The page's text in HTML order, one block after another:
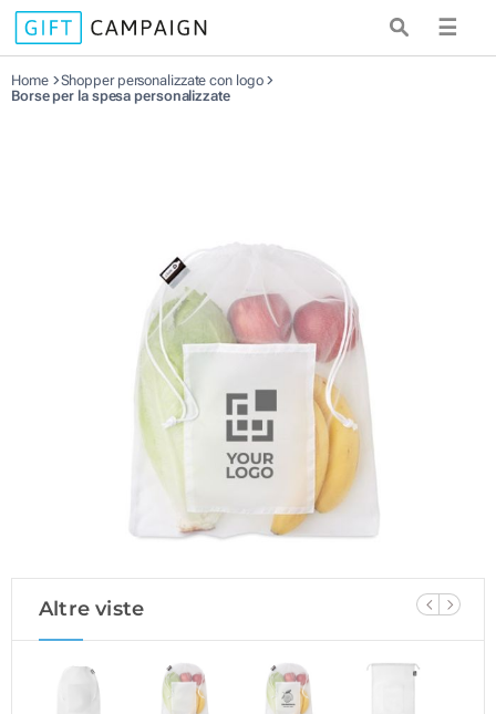
☰
Home
Shopper personalizzate con logo
Borse per la spesa personalizzate
Altre viste